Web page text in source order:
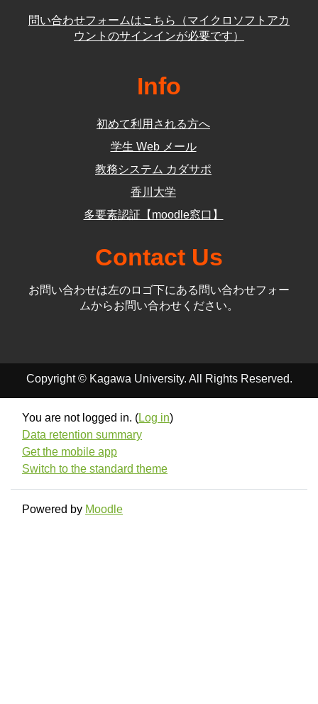
問い合わせフォームはこちら（マイクロソフトアカ
ウントのサインインが必要です）
Info
初めて利用される方へ
学生 Web メール
教務システム カダサポ
香川大学
多要素認証【moodle窓口】
Contact Us
お問い合わせは左のロゴ下にある問い合わせフォー
ムからお問い合わせください。
Copyright © Kagawa University. All Rights Reserved.
You are not logged in. (Log in)
Data retention summary
Get the mobile app
Switch to the standard theme
Powered by Moodle